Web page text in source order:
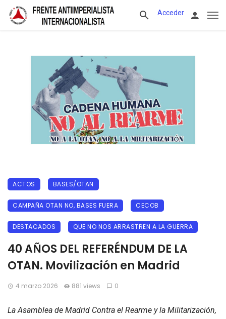
Acceder
ACTOS BASES/OTAN
CAMPAÑA OTAN NO, BASES FUERA CECOB
DESTACADOS QUE NO NOS ARRASTREN A LA GUERRA
40 AÑOS DEL REFERÉNDUM DE LA
OTAN. Movilización en Madrid
4 marzo 2026 881 views 0
La Asamblea de Madrid Contra el Rearme y la Militarización,